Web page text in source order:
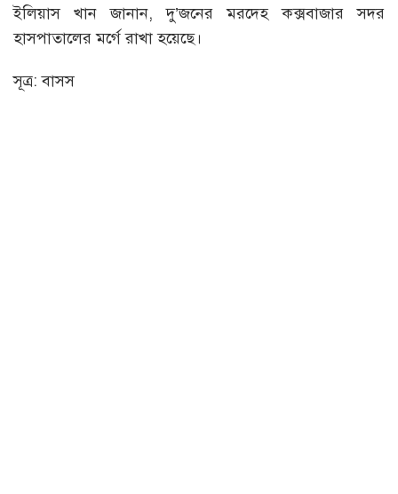
ইলিয়াস খান জানান, দু’জনের মরদেহ কক্সবাজার সদর
হাসপাতালের মর্গে রাখা হয়েছে।
সূত্র: বাসস